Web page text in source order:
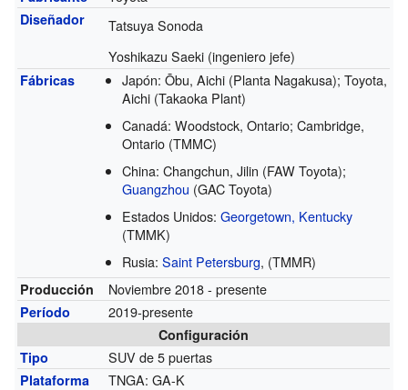
Diseñador
Tatsuya Sonoda
Yoshikazu Saeki (ingeniero jefe)
Fábricas
Japón: Ōbu, Aichi (Planta Nagakusa); Toyota,
Aichi (Takaoka Plant)
Canadá: Woodstock, Ontario; Cambridge,
Ontario (TMMC)
China: Changchun, Jilin (FAW Toyota);
Guangzhou (GAC Toyota)
Estados Unidos: Georgetown, Kentucky
(TMMK)
Rusia: Saint Petersburg, (TMMR)
Producción Noviembre 2018 - presente
Período 2019-presente
Configuración
Tipo
SUV de 5 puertas
Plataforma TNGA: GA-K